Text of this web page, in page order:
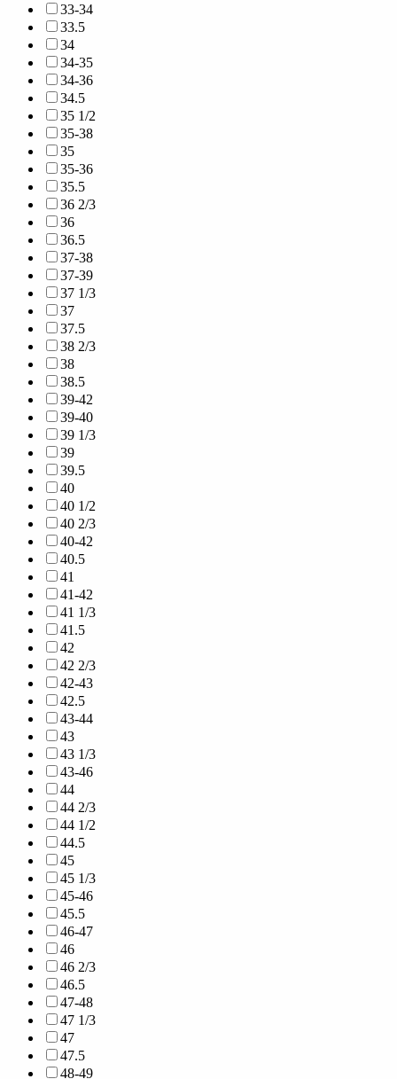
33-34
33.5
34
34-35
34-36
34.5
35 1/2
35-38
35
35-36
35.5
36 2/3
36
36.5
37-38
37-39
37 1/3
37
37.5
38 2/3
38
38.5
39-42
39-40
39 1/3
39
39.5
40
40 1/2
40 2/3
40-42
40.5
41
41-42
41 1/3
41.5
42
42 2/3
42-43
42.5
43-44
43
43 1/3
43-46
44
44 2/3
44 1/2
44.5
45
45 1/3
45-46
45.5
46-47
46
46 2/3
46.5
47-48
47 1/3
47
47.5
48-49